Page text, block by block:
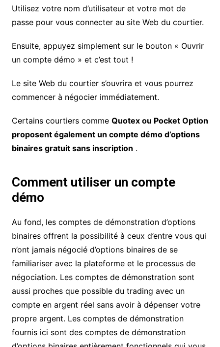
Utilisez votre nom d’utilisateur et votre mot de
passe pour vous connecter au site Web du courtier.
Ensuite, appuyez simplement sur le bouton « Ouvrir
un compte démo » et c’est tout !
Le site Web du courtier s’ouvrira et vous pourrez
commencer à négocier immédiatement.
Certains courtiers comme Quotex ou Pocket Option
proposent également un compte démo d’options
binaires gratuit sans inscription .
Comment utiliser un compte
démo
Au fond, les comptes de démonstration d’options
binaires offrent la possibilité à ceux d’entre vous qui
n’ont jamais négocié d’options binaires de se
familiariser avec la plateforme et le processus de
négociation. Les comptes de démonstration sont
aussi proches que possible du trading avec un
compte en argent réel sans avoir à dépenser votre
propre argent. Les comptes de démonstration
fournis ici sont des comptes de démonstration